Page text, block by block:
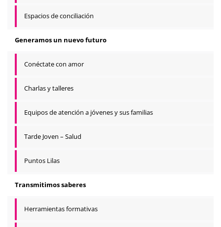
Espacios de conciliación
Generamos un nuevo futuro
Conéctate con amor
Charlas y talleres
Equipos de atención a jóvenes y sus familias
Tarde Joven – Salud
Puntos Lilas
Transmitimos saberes
Herramientas formativas